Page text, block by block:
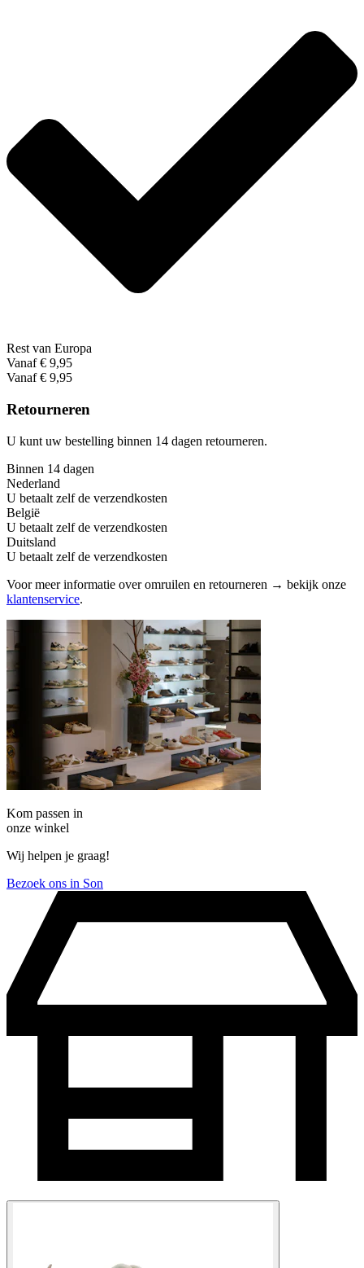
Rest van Europa
Vanaf € 9,95
Vanaf € 9,95
Retourneren
U kunt uw bestelling binnen 14 dagen retourneren.
Binnen 14 dagen
Nederland
U betaalt zelf de verzendkosten
België
U betaalt zelf de verzendkosten
Duitsland
U betaalt zelf de verzendkosten
Voor meer informatie over omruilen en retourneren → bekijk onze
klantenservice.
Kom passen in
onze winkel
Wij helpen je graag!
Bezoek ons in Son